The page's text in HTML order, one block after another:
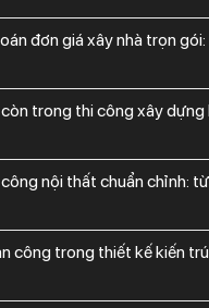
công trong thiết kế kiến